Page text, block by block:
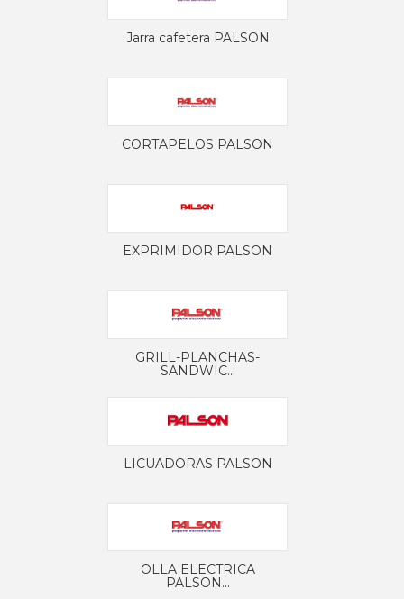
Jarra cafetera PALSON
CORTAPELOS PALSON
EXPRIMIDOR PALSON
GRILL-PLANCHAS-
SANDWIC...
LICUADORAS PALSON
OLLA ELECTRICA
PALSON...